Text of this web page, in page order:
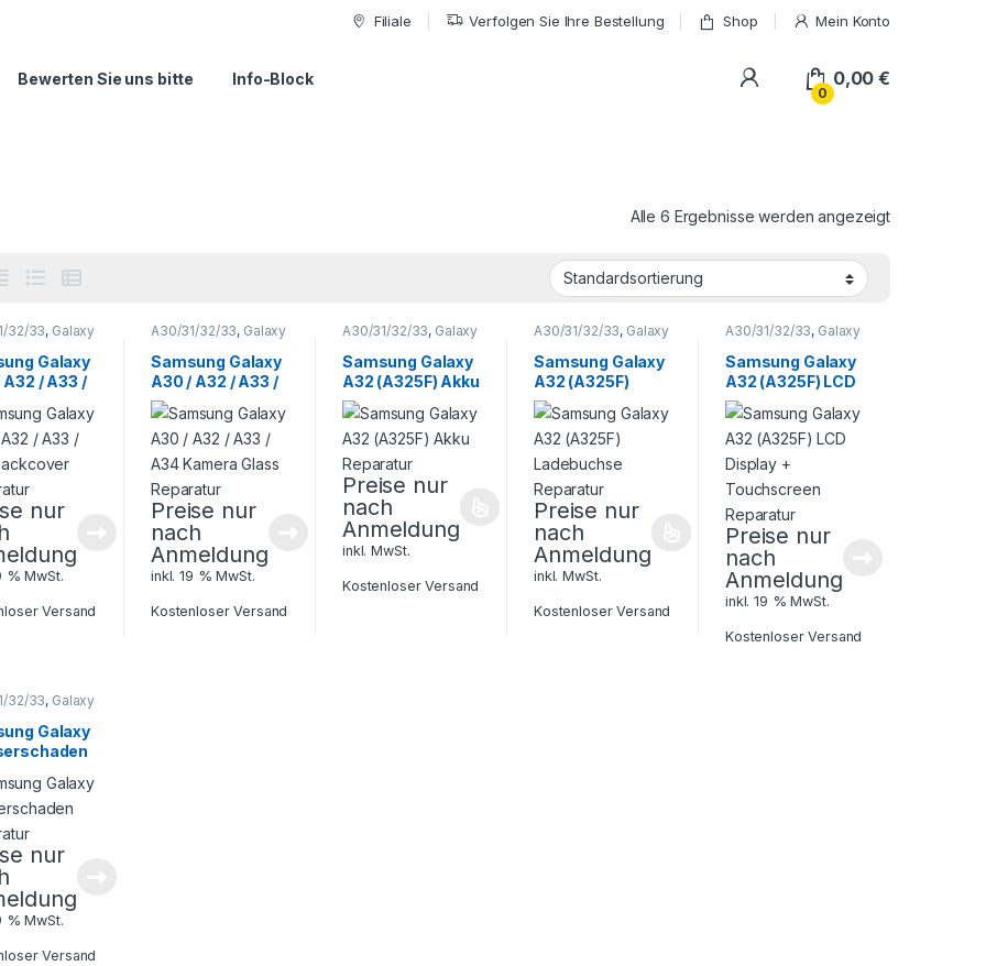
Filiale Verfolgen Sie Ihre Bestellung Shop Mein Konto
Bewerten Sie uns bitte Info-Block My Account
0
0,00€
Alle 6 Ergebnisse werden angezeigt
32/33, Galaxy
Galaxy
A32 / A33 /
nur
% MwSt.
Versand
A30/31/32/33, Galaxy
Smartphone
Reparatur
Samsung Galaxy
A30 / A32 / A33 /
A34 Kamera
Glass Reparatur
Preise nur
nach
Anmeldung
inkl. 19 % MwSt.
Kostenloser Versand
A30/31/32/33, Galaxy
Smartphone
Reparatur
Samsung Galaxy
A32 (A325F) Akku
Reparatur
Preise nur
nach
Anmeldung
inkl. MwSt.
Kostenloser Versand
A30/31/32/33, Galaxy
Smartphone
Reparatur
Samsung Galaxy
A32 (A325F)
Ladebuchse
Reparatur
Preise nur
nach
Anmeldung
inkl. MwSt.
Kostenloser Versand
A30/31/32/33, Galaxy
Smartphone
Reparatur
Samsung Galaxy
A32 (A325F) LCD
Display +
Touchscreen
Reparatur
Preise nur
nach
Anmeldung
inkl. 19 % MwSt.
Kostenloser Versand
32/33, Galaxy
Galaxy
nur
% MwSt.
Versand